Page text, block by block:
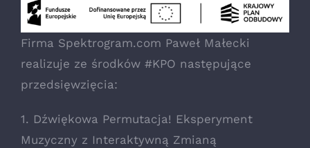
Firma Spektrogram.com Paweł Małecki
realizuje ze środków #KPO następujące
przedsięwzięcia:
1. Dźwiękowa Permutacja! Eksperyment
Muzyczny z Interaktywną Zmianą